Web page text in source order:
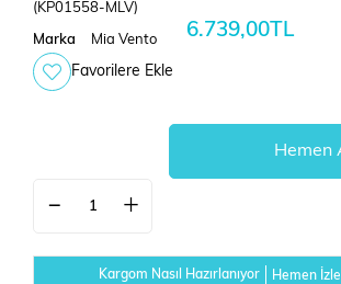
(KP01558-MLV)
Marka Mia Vento 6.739,00TL
Favorilere Ekle
Kargom Nasıl Hazırlanıyor Hemen İzle